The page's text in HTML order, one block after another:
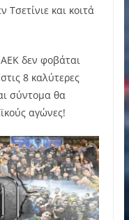
και κοιτά
δεν φοβάται
8 καλύτερες
σύντομα θα
αγώνες!